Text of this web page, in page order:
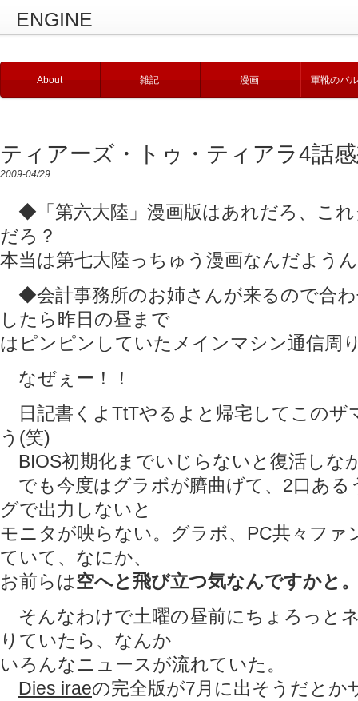
ENGINE
About 雑記 漫画 軍靴のバ
ティアーズ・トゥ・ティアラ4話
2009-04/29
◆「第六大陸」漫画版はあれだろ、こ
だろ？
本当は第七大陸っちゅう漫画なんだよう
◆会計事務所のお姉さんが来るので合
したら昨日の昼まで
はピンピンしていたメインマシン通信周
なぜぇー！！
日記書くよTtTやるよと帰宅してこのザ
う(笑)
BIOS初期化までいじらないと復活しな
でも今度はグラボが臍曲げて、2口ある
グで出力しないと
モニタが映らない。グラボ、PC共々ファ
ていて、なにか、
お前らは空へと飛び立つ気なんですかと
そんなわけで土曜の昼前にちょろっと
りていたら、なんか
いろんなニュースが流れていた。
Dies iraeの完全版が7月に出そうだとか